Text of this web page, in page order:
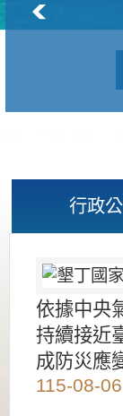
行政
依據中央
持續接近
成防災應
115-08-06